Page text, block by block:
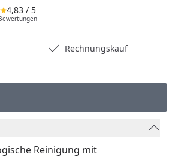
4,83 / 5
Rechnungskauf
Reinigung mit